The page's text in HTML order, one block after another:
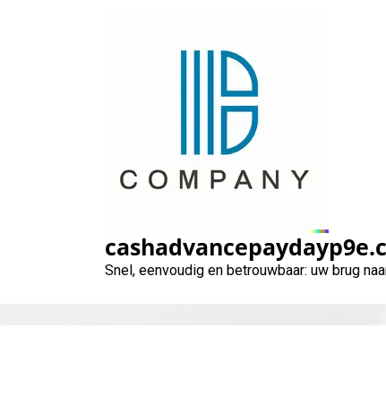
Snel, eenvoudig en betrouwbaar: uw brug